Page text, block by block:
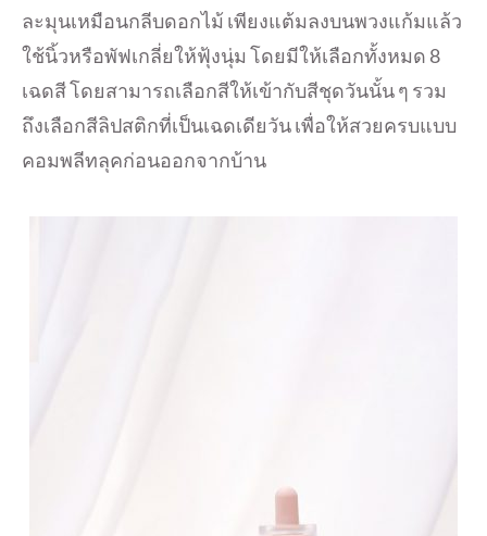
ละมุนเหมือนกลีบดอกไม้ เพียงแต้มลงบนพวงแก้มแล้ว
ใช้นิ้วหรือพัฟเกลี่ยให้ฟุ้งนุ่ม โดยมีให้เลือกทั้งหมด 8
เฉดสี โดยสามารถเลือกสีให้เข้ากับสีชุดวันนั้น ๆ รวม
ถึงเลือกสีลิปสติกที่เป็นเฉดเดียวัน เพื่อให้สวยครบแบบ
คอมพลีทลุคก่อนออกจากบ้าน